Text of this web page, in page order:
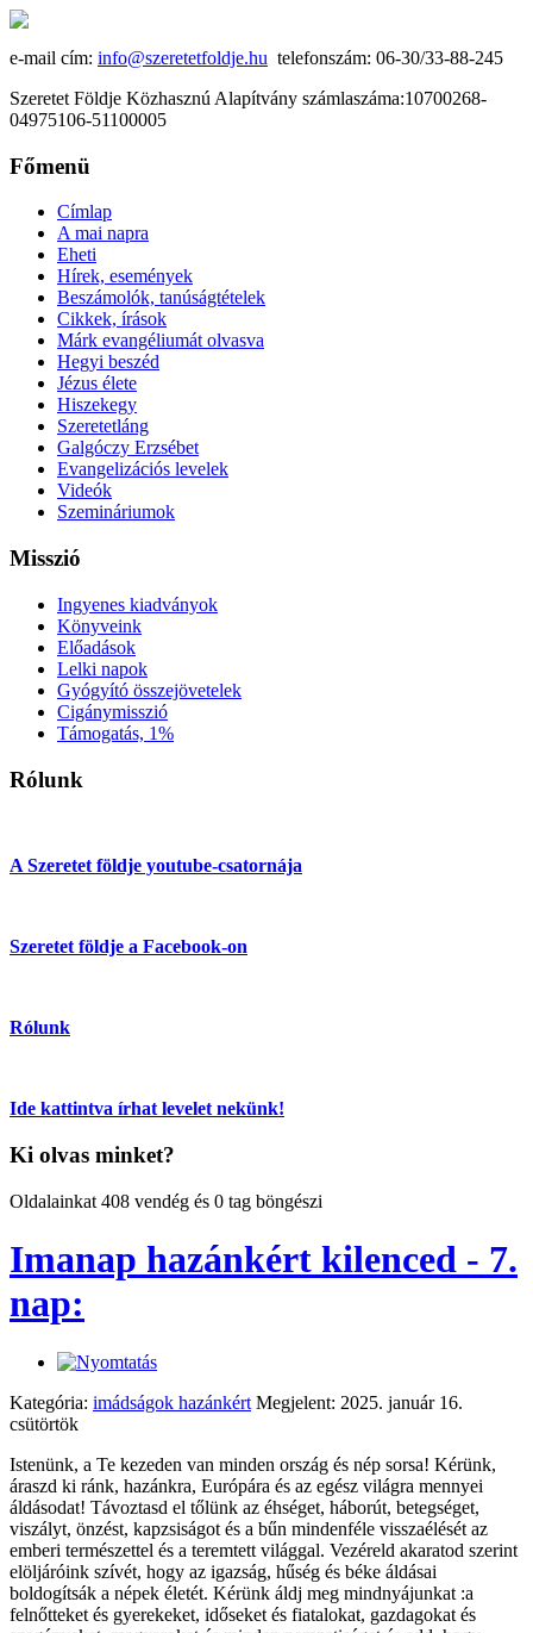
e-mail cím: info@szeretetfoldje.hu telefonszám: 06-30/33-88-245
Szeretet Földje Közhasznú Alapítvány számlaszáma:10700268-
04975106-51100005
Főmenü
Címlap
A mai napra
Eheti
Hírek, események
Beszámolók, tanúságtételek
Cikkek, írások
Márk evangéliumát olvasva
Hegyi beszéd
Jézus élete
Hiszekegy
Szeretetláng
Galgóczy Erzsébet
Evangelizációs levelek
Videók
Szemináriumok
Misszió
Ingyenes kiadványok
Könyveink
Előadások
Lelki napok
Gyógyító összejövetelek
Cigánymisszió
Támogatás, 1%
Rólunk
A Szeretet földje youtube-csatornája
Szeretet földje a Facebook-on
Rólunk
Ide kattintva írhat levelet nekünk!
Ki olvas minket?
Oldalainkat 408 vendég és 0 tag böngészi
Imanap hazánkért kilenced - 7.
nap:
Kategória: imádságok hazánkért Megjelent: 2025. január 16.
csütörtök
Istenünk, a Te kezeden van minden ország és nép sorsa! Kérünk,
áraszd ki ránk, hazánkra, Európára és az egész világra mennyei
áldásodat! Távoztasd el tőlünk az éhséget, háborút, betegséget,
viszályt, önzést, kapzsiságot és a bűn mindenféle visszaélését az
emberi természettel és a teremtett világgal. Vezéreld akaratod szerint
elöljáróink szívét, hogy az igazság, hűség és béke áldásai
boldogítsák a népek életét. Kérünk áldj meg mindnyájunkat :a
felnőtteket és gyerekeket, időseket és fiatalokat, gazdagokat és